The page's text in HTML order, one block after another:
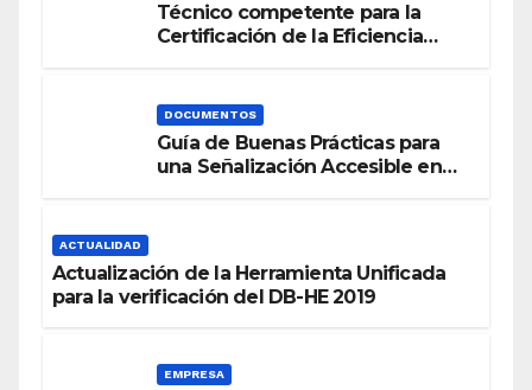
Técnico competente para la
Certificación de la Eficiencia
DOCUMENTOS
Guía de Buenas Prácticas para
una Señalización Accesible en
ACTUALIDAD
Actualización de la Herramienta Unificada
para la verificación del DB-HE 2019
EMPRESA